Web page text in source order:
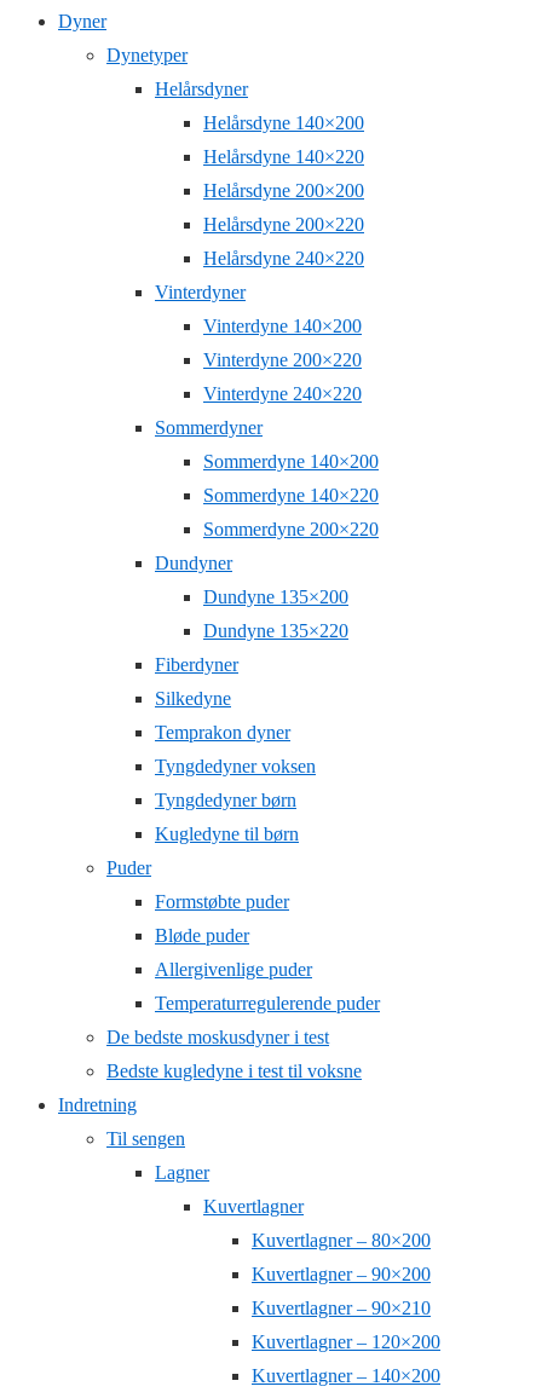
Dyner
Dynetyper
Helårsdyner
Helårsdyne 140×200
Helårsdyne 140×220
Helårsdyne 200×200
Helårsdyne 200×220
Helårsdyne 240×220
Vinterdyner
Vinterdyne 140×200
Vinterdyne 200×220
Vinterdyne 240×220
Sommerdyner
Sommerdyne 140×200
Sommerdyne 140×220
Sommerdyne 200×220
Dundyner
Dundyne 135×200
Dundyne 135×220
Fiberdyner
Silkedyne
Temprakon dyner
Tyngdedyner voksen
Tyngdedyner børn
Kugledyne til børn
Puder
Formstøbte puder
Bløde puder
Allergivenlige puder
Temperaturregulerende puder
De bedste moskusdyner i test
Bedste kugledyne i test til voksne
Indretning
Til sengen
Lagner
Kuvertlagner
Kuvertlagner – 80×200
Kuvertlagner – 90×200
Kuvertlagner – 90×210
Kuvertlagner – 120×200
Kuvertlagner – 140×200